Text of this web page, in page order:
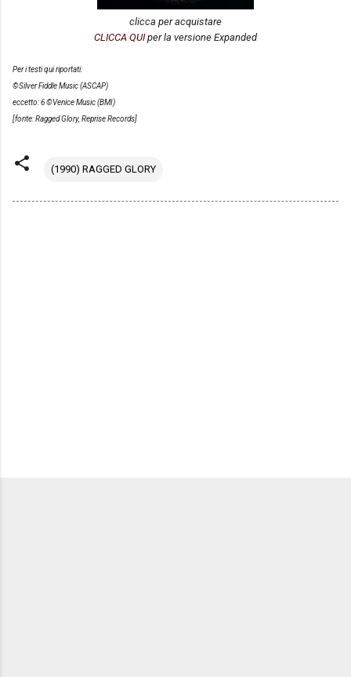
clicca per acquistare
CLICCA QUIper la versione Expanded
Per i testi qui riportati:
©Silver Fiddle Music (ASCAP)
eccetto: 6 ©Venice Music (BMI)
[fonte: Ragged Glory, Reprise Records]
(1990) RAGGED GLORY